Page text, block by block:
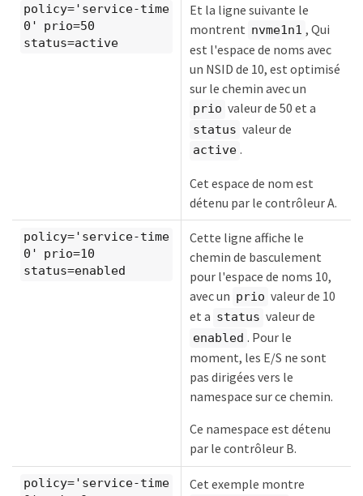
policy='service-time
0' prio=50
status=active
Et la ligne suivante le
montrent nvme1n1 , Qui
est l'espace de noms avec
un NSID de 10, est optimisé
sur le chemin avec un
prio valeur de 50 et a
status valeur de
active .
Cet espace de nom est
détenu par le contrôleur A.
policy='service-time
0' prio=10
status=enabled
Cette ligne affiche le
chemin de basculement
pour l'espace de noms 10,
avec un prio valeur de 10
et a status valeur de
enabled . Pour le
moment, les E/S ne sont
pas dirigées vers le
namespace sur ce chemin.
Ce namespace est détenu
par le contrôleur B.
policy='service-time
Cet exemple montre